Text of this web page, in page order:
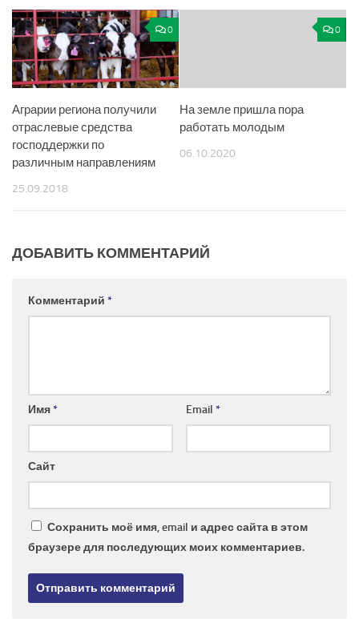
0
Аграрии региона получили
отраслевые средства
господдержки по
различным направлениям
25.09.2018
0
На земле пришла пора
работать молодым
06.10.2020
ДОБАВИТЬ КОММЕНТАРИЙ
Комментарий *
Имя* Email *
Сайт
Сохранить моё имя, email и адрес сайта в этом
браузере для последующих моих комментариев.